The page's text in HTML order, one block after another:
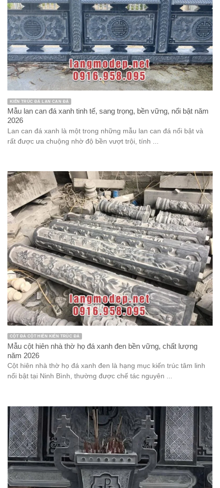
KIẾN TRÚC ĐÁ LAN CAN ĐÁ
Mẫu lan can đá xanh tinh tế, sang trọng, bền vững, nổi bật năm
2026
Lan can đá xanh là một trong những mẫu lan can đá nổi bật và
rất được ưa chuộng nhờ độ bền vượt trội, tính ...
CỘT ĐÁ CỘT HIÊN KIẾN TRÚC ĐÁ
Mẫu cột hiên nhà thờ họ đá xanh đen bền vững, chất lượng
năm 2026
Cột hiên nhà thờ họ đá xanh đen là hạng mục kiến trúc tâm linh
nổi bật tại Ninh Bình, thường được chế tác nguyên ...